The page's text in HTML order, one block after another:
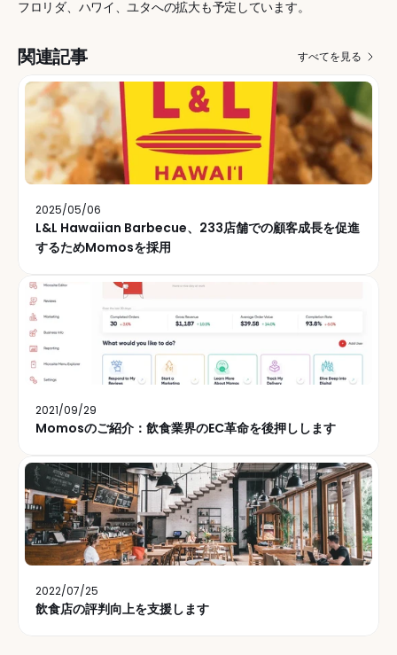
フロリダ、ハワイ、ユタへの拡大も予定しています。
関連記事 すべてを見る
2025/05/06
L&L Hawaiian Barbecue、233店舗での顧客成長を促進
するためMomosを採用
2021/09/29
Momosのご紹介：飲食業界のEC革命を後押しします
2022/07/25
飲食店の評判向上を支援します